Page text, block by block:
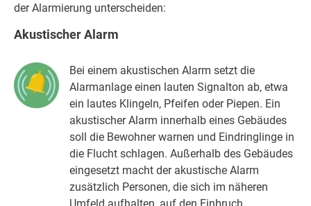
der Alarmierung unterscheiden:
Akustischer Alarm
Bei einem akustischen Alarm setzt die
Alarmanlage einen lauten Signalton ab, etwa
ein lautes Klingeln, Pfeifen oder Piepen. Ein
akustischer Alarm innerhalb eines Gebäudes
soll die Bewohner warnen und Eindringlinge in
die Flucht schlagen. Außerhalb des Gebäudes
eingesetzt macht der akustische Alarm
zusätzlich Personen, die sich im näheren